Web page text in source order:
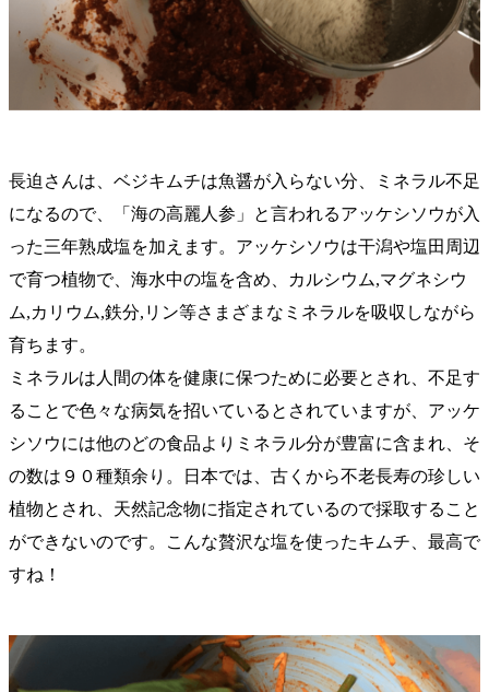
長迫さんは、ベジキムチは魚醤が入らない分、ミネラル不足
になるので、「海の高麗人参」と言われるアッケシソウが入
った三年熟成塩を加えます。アッケシソウは干潟や塩田周辺
で育つ植物で、海水中の塩を含め、カルシウム,マグネシウ
ム,カリウム,鉄分,リン等さまざまなミネラルを吸収しながら
育ちます。
ミネラルは人間の体を健康に保つために必要とされ、不足す
ることで色々な病気を招いているとされていますが、アッケ
シソウには他のどの食品よりミネラル分が豊富に含まれ、そ
の数は９０種類余り。日本では、古くから不老長寿の珍しい
植物とされ、天然記念物に指定されているので採取すること
ができないのです。こんな贅沢な塩を使ったキムチ、最高で
すね！